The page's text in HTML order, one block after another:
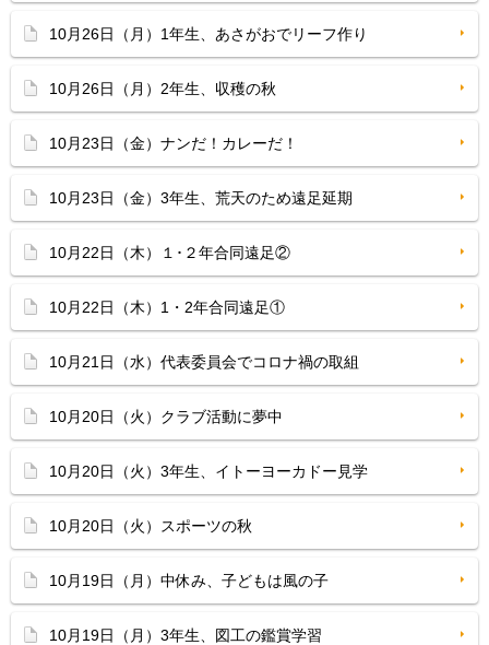
10月26日（月）1年生、あさがおでリーフ作り
10月26日（月）2年生、収穫の秋
10月23日（金）ナンだ！カレーだ！
10月23日（金）3年生、荒天のため遠足延期
10月22日（木）１･２年合同遠足②
10月22日（木）1・2年合同遠足①
10月21日（水）代表委員会でコロナ禍の取組
10月20日（火）クラブ活動に夢中
10月20日（火）3年生、イトーヨーカドー見学
10月20日（火）スポーツの秋
10月19日（月）中休み、子どもは風の子
10月19日（月）3年生、図工の鑑賞学習